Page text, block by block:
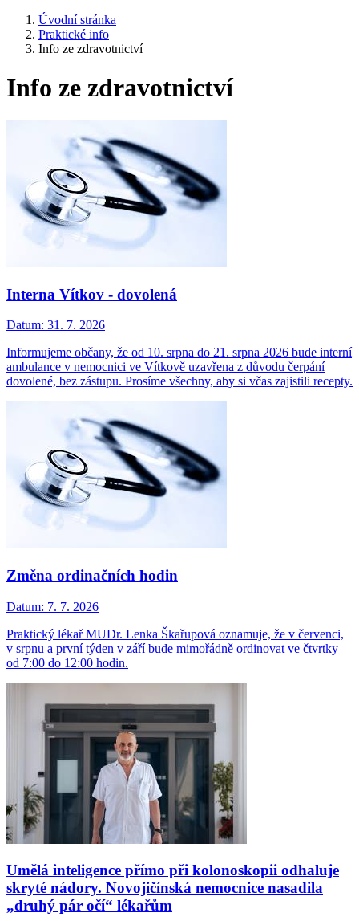
Úvodní stránka
Praktické info
Info ze zdravotnictví
Info ze zdravotnictví
Interna Vítkov - dovolená
Datum: 31. 7. 2026
Informujeme občany, že od 10. srpna do 21. srpna 2026 bude interní
ambulance v nemocnici ve Vítkově uzavřena z důvodu čerpání
dovolené, bez zástupu. Prosíme všechny, aby si včas zajistili recepty.
Změna ordinačních hodin
Datum: 7. 7. 2026
Praktický lékař MUDr. Lenka Škařupová oznamuje, že v červenci,
v srpnu a první týden v září bude mimořádně ordinovat ve čtvrtky
od 7:00 do 12:00 hodin.
Umělá inteligence přímo při kolonoskopii odhaluje
skryté nádory. Novojičínská nemocnice nasadila
„druhý pár očí“ lékařům